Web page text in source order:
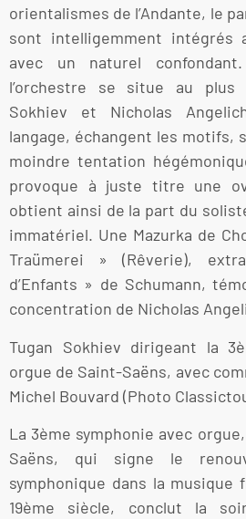
orientalismes de l’Andante, le
sont intelligemment intégrés
avec un naturel
l’orchestre se situe au plus
Sokhiev et Nicholas
langage, échangent les motifs,
moindre tentation
provoque à juste titre une
obtient ainsi de la part du
immatériel. Une Mazurka de
Traümerei » (Rêverie),
d’Enfants » de Schumann,
concentration de Nicholas
Tugan Sokhiev dirigeant la
orgue de Saint-Saëns, avec
Michel Bouvard (Photo
La 3ème symphonie avec
Saëns, qui signe le
symphonique dans la musique
19ème siècle, conclut la